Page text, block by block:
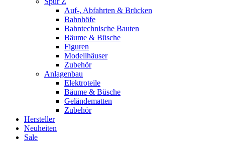
Auf-, Abfahrten & Brücken
Bahnhöfe
Bahntechnische Bauten
Bäume & Büsche
Figuren
Modellhäuser
Zubehör
Anlagenbau
Elektroteile
Bäume & Büsche
Geländematten
Zubehör
Hersteller
Neuheiten
Sale